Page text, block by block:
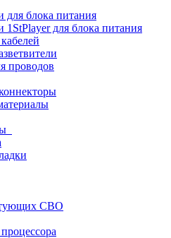
для блока питания
1StPlayer для блока питания
проводов
СВО